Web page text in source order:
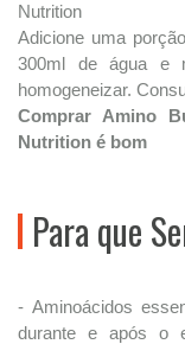
Nutrition
Adicione uma
300ml de água e
homogeneizar.
Comprar Amino
Nutrition é bom
Para que
- Aminoácidos
durante e após o